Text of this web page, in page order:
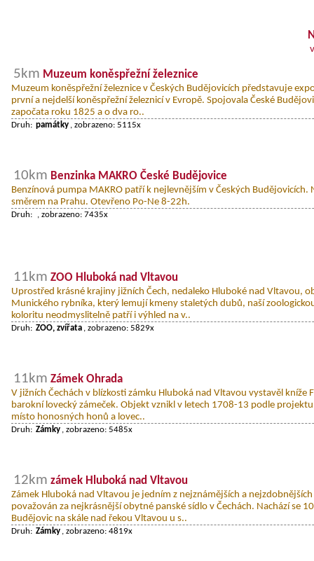
5km Muzeum koněspřežní železnice
Muzeum koněspřežní železnice v Českých Budějovicích představuje
první a nejdelší koněspřežní železnicí v Evropě. Spojovala České
započata roku 1825 a o dva ro..
Druh: památky , zobrazeno: 5115x
10km Benzinka MAKRO České Budějovice
Benzínová pumpa MAKRO patří k nejlevnějším v Českých Budějovicích.
směrem na Prahu. Otevřeno Po-Ne 8-22h.
Druh: , zobrazeno: 7435x
11km ZOO Hluboká nad Vltavou
Uprostřed krásné krajiny jižních Čech, nedaleko Hluboké nad Vltavou,
Munického rybníka, který lemují kmeny staletých dubů, naší
koloritu neodmyslitelně patří i výhled na v..
Druh: ZOO, zvířata , zobrazeno: 5829x
11km Zámek Ohrada
V jižních Čechách v blízkosti zámku Hluboká nad Vltavou vystavěl kníže
barokní lovecký zámeček. Objekt vznikl v letech 1708-13 podle projektu
místo honosných honů a lovec..
Druh: Zámky , zobrazeno: 5485x
12km zámek Hluboká nad Vltavou
Zámek Hluboká nad Vltavou je jedním z nejznámějších a nejzdobnějších
považován za nejkrásnější obytné panské sídlo v Čechách. Nachází se
Budějovic na skále nad řekou Vltavou u s..
Druh: Zámky , zobrazeno: 4819x